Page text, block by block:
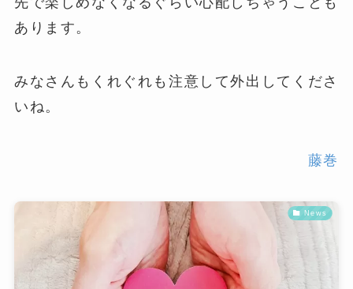
あります。
みなさんもくれぐれも注意して外出してくださ
いね。
藤巻
News